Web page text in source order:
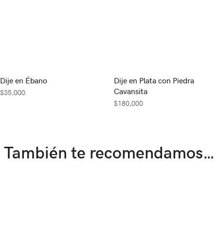
Dije en Ébano
$35,000
Dije en Plata con Piedra
Cavansita
$180,000
También te recomendamos…